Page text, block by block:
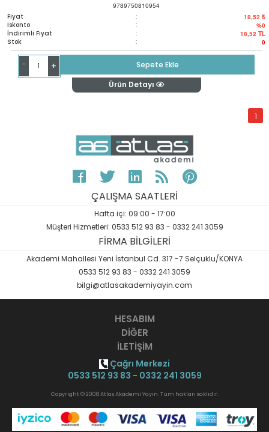
9789750810954
Fiyat : 18,52 ₺
İskonto : %0
İndirimli Fiyat : 18,52 TL
Stok : 0
- +
Sepete Ekle
Ürün Detayı
1
ÇALIŞMA SAATLERİ
Hafta içi: 09:00 - 17:00
Müşteri Hizmetleri: 0533 512 93 83 - 0332 241 3059
FİRMA BİLGİLERİ
Akademi Mahallesi Yeni İstanbul Cd. 317 -7 Selçuklu/KONYA
0533 512 93 83 - 0332 241 3059
bilgi@atlasakademiyayin.com
HESABIM
DİĞER
İLETİŞİM
Çağrı Merkezi
0533 512 93 83 - 0332 241 3059
Copyright © 2008 Atlas Akademi Yayın. Tüm hakları saklıdır.